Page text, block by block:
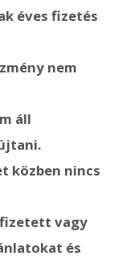
éves fizetés
nem
áll
közben nincs
fizetett vagy
és